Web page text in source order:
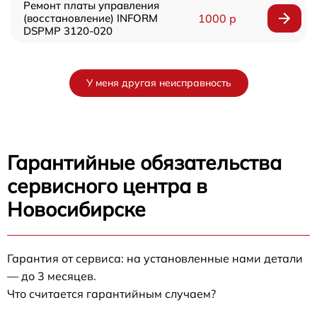
Ремонт платы управления
(восстановление) INFORM
DSPMP 3120-020
1000 р
У меня другая неисправность
Гарантийные обязательства
сервисного центра в
Новосибирске
Гарантия от сервиса: на установленные нами детали
— до 3 месяцев.
Что считается гарантийным случаем?